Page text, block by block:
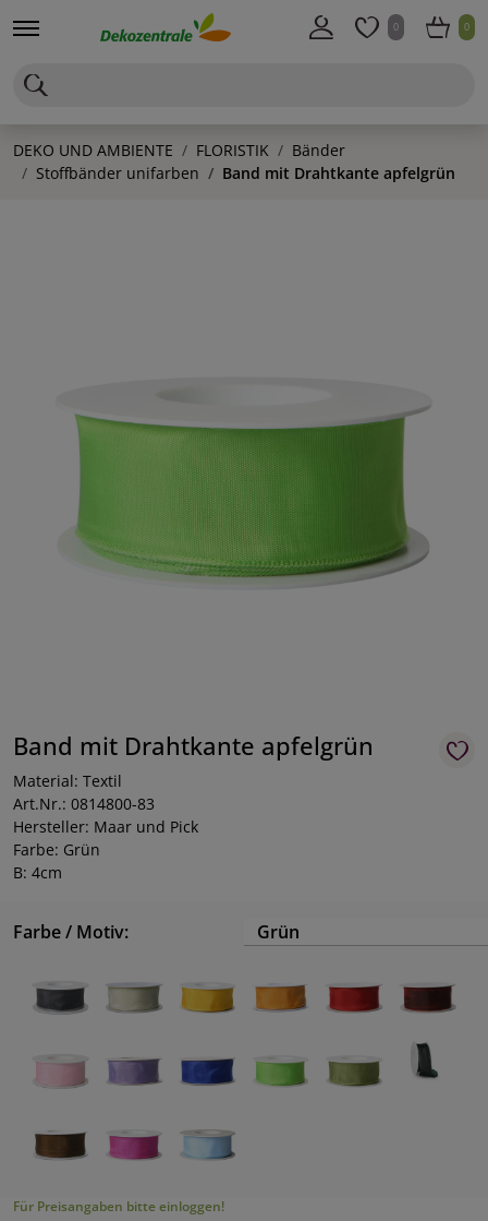
0 0
DEKO UND AMBIENTE FLORISTIK
Bänder
Stoffbänder unifarben
Band mit Drahtkante apfelgrün
Band mit Drahtkante apfelgrün
Material: Textil
Art.Nr.: 0814800-83
Hersteller: Maar und Pick
Farbe: Grün
B: 4cm
Farbe / Motiv: Grün
Für Preisangaben bitte einloggen!